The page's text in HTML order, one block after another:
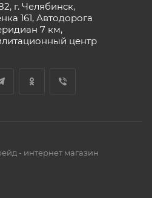
г. Челябинск,
161, Автодорога
7 км,
центр
- интернет магазин